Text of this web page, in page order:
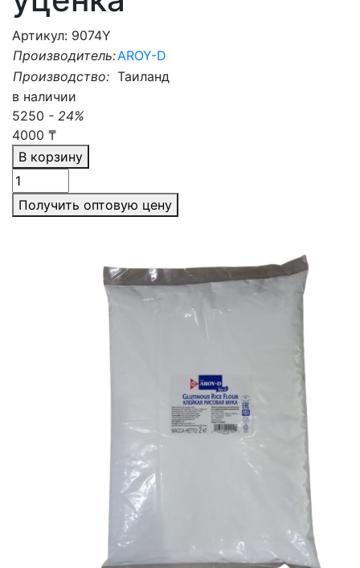
Артикул: 9074Y
Производитель:AROY-D
Производство: Таиланд
в наличии
5250 - 24%
4000 ₸
В корзину
Получить оптовую цену